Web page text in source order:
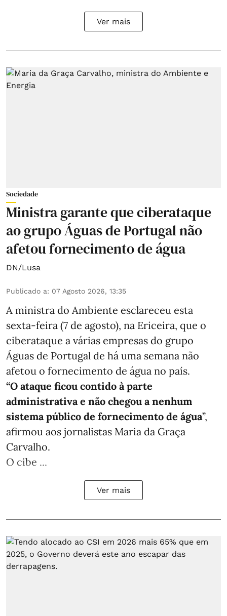
Ver mais
Sociedade
Ministra garante que ciberataque
ao grupo Águas de Portugal não
afetou fornecimento de água
DN/Lusa
Publicado a: 07 Agosto 2026, 13:35
A ministra do Ambiente esclareceu esta
sexta-feira (7 de agosto), na Ericeira, que o
ciberataque a várias empresas do grupo
Águas de Portugal de há uma semana não
afetou o fornecimento de água no país.
“O ataque ficou contido à parte
administrativa e não chegou a nenhum
sistema público de fornecimento de água”,
afirmou aos jornalistas Maria da Graça
Carvalho.
O cibe ...
Ver mais